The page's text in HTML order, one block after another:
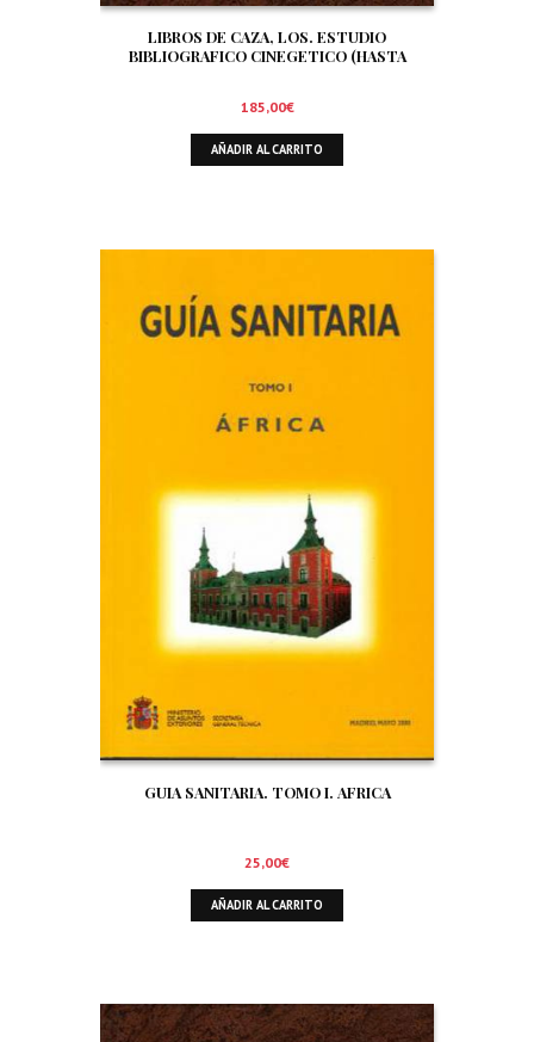
LIBROS DE CAZA, LOS. ESTUDIO
BIBLIOGRAFICO CINEGETICO (HASTA
185,00€
AÑADIR AL CARRITO
GUIA SANITARIA. TOMO I. AFRICA
25,00€
AÑADIR AL CARRITO